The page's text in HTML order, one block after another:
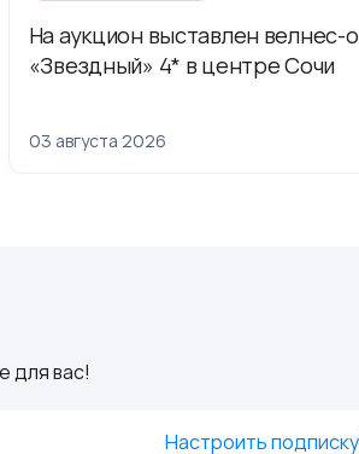
На аукцион выставлен велнес-
«Звездный» 4* в центре Сочи
03 августа 2026
для вас!
Настроить подписку